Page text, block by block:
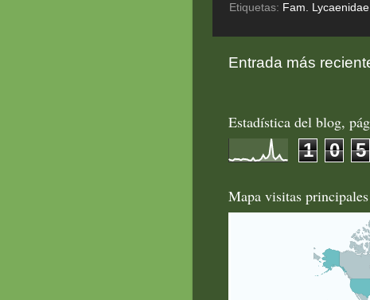
Etiquetas: Fam. Lycaenidae
Entrada más
Estadística del blog,
1 0 5
Mapa visitas